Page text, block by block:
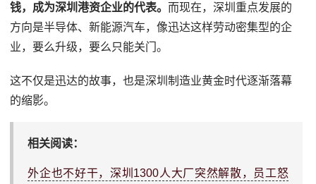
钱，成为深圳港资企业的代表。 而现在，深圳重点发展的
方向是半导体、新能源汽车，像迅达这样劳动密集型的企
业，要么升级，要么只能关门。
这不仅是迅达的故事，也是深圳制造业黄金时代逐渐落幕
的缩影。
相关阅读：
外企也不好干，深圳1300人大厂突然解散，员工怒